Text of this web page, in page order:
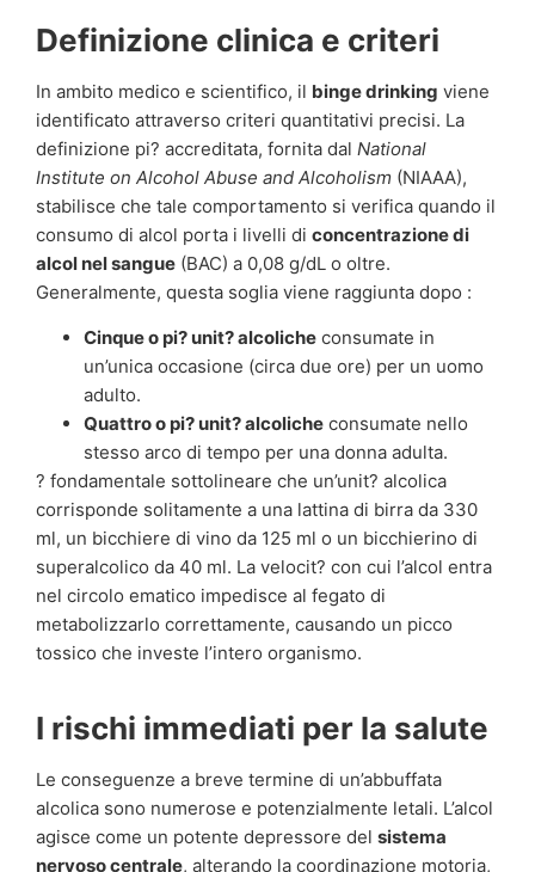
Definizione clinica e criteri
In ambito medico e scientifico, il binge drinking viene
identificato attraverso criteri quantitativi precisi. La
definizione pi? accreditata, fornita dal National
Institute on Alcohol Abuse and Alcoholism (NIAAA),
stabilisce che tale comportamento si verifica quando il
consumo di alcol porta i livelli di concentrazione di
alcol nel sangue (BAC) a 0,08 g/dL o oltre.
Generalmente, questa soglia viene raggiunta dopo :
Cinque o pi? unit? alcoliche consumate in
un’unica occasione (circa due ore) per un uomo
adulto.
Quattro o pi? unit? alcoliche consumate nello
stesso arco di tempo per una donna adulta.
? fondamentale sottolineare che un’unit? alcolica
corrisponde solitamente a una lattina di birra da 330
ml, un bicchiere di vino da 125 ml o un bicchierino di
superalcolico da 40 ml. La velocit? con cui l’alcol entra
nel circolo ematico impedisce al fegato di
metabolizzarlo correttamente, causando un picco
tossico che investe l’intero organismo.
I rischi immediati per la salute
Le conseguenze a breve termine di un’abbuffata
alcolica sono numerose e potenzialmente letali. L’alcol
agisce come un potente depressore del sistema
nervoso centrale, alterando la coordinazione motoria,